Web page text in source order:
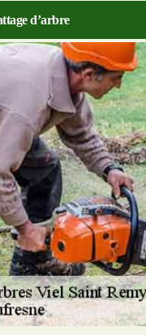
d’arbre